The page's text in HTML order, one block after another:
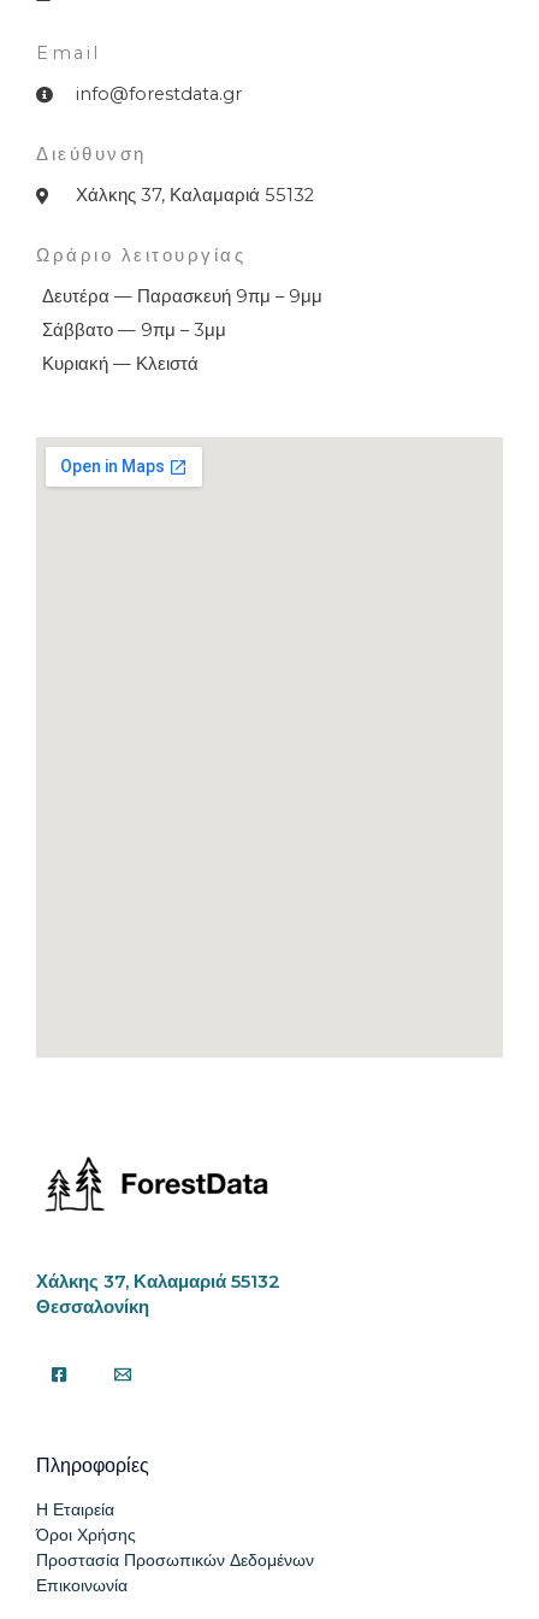
Email
info@forestdata.gr
Διεύθυνση
Χάλκης 37, Καλαμαριά 55132
Ωράριο λειτουργίας
Δευτέρα — Παρασκευή 9πμ – 9μμ
Σάββατο — 9πμ – 3μμ
Κυριακή — Κλειστά
Χάλκης 37, Καλαμαριά 55132
Θεσσαλονίκη
Πληροφορίες
Η Εταιρεία
Όροι Χρήσης
Προστασία Προσωπικών Δεδομένων
Επικοινωνία